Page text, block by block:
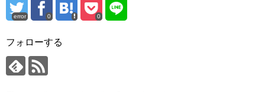
error 0 0
フォローする